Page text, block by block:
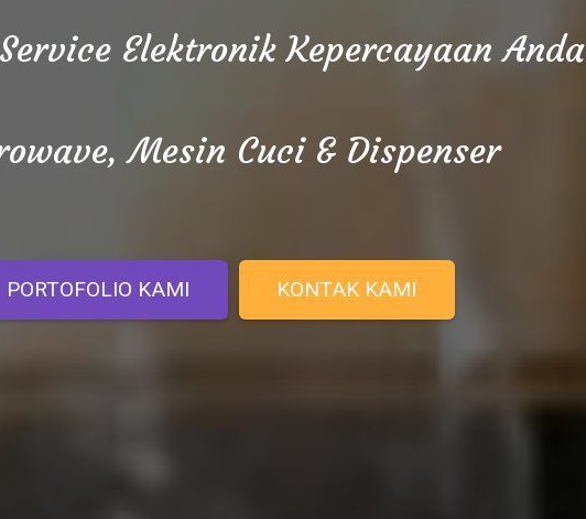
Elektronik Kepercayaan Anda
Mesin Cuci & Dispenser
PORTOFOLIO KAMI KONTAK KAMI